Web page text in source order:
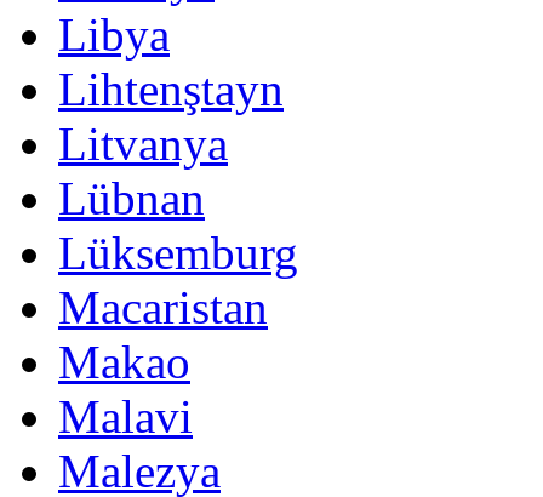
Libya
Lihtenştayn
Litvanya
Lübnan
Lüksemburg
Macaristan
Makao
Malavi
Malezya